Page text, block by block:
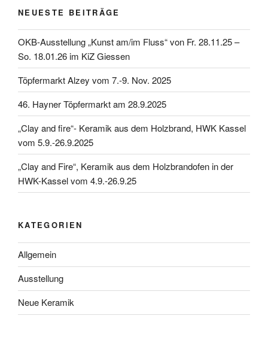
NEUESTE BEITRÄGE
OKB-Ausstellung „Kunst am/im Fluss“ von Fr. 28.11.25 –
So. 18.01.26 im KiZ Giessen
Töpfermarkt Alzey vom 7.-9. Nov. 2025
46. Hayner Töpfermarkt am 28.9.2025
„Clay and fire“- Keramik aus dem Holzbrand, HWK Kassel
vom 5.9.-26.9.2025
„Clay and Fire“, Keramik aus dem Holzbrandofen in der
HWK-Kassel vom 4.9.-26.9.25
KATEGORIEN
Allgemein
Ausstellung
Neue Keramik